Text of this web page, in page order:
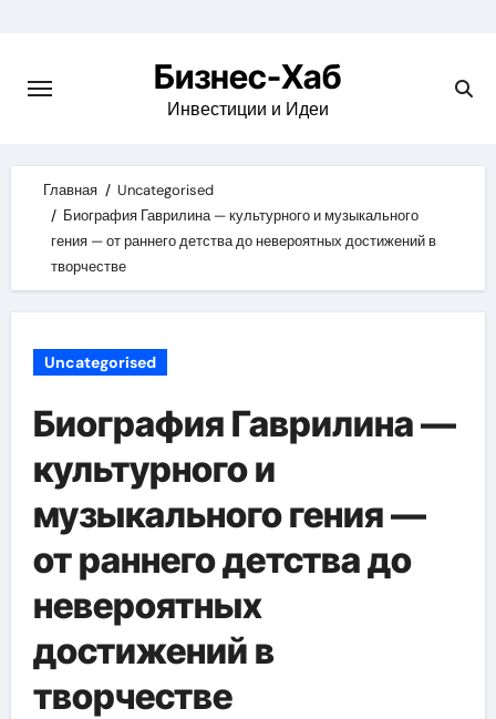
content
Бизнес-Хаб
Инвестиции и Идеи
Главная
Uncategorised
Биография Гаврилина — культурного и музыкального
гения — от раннего детства до невероятных достижений в
творчестве
Uncategorised
Биография Гаврилина —
культурного и
музыкального гения —
от раннего детства до
невероятных
достижений в
творчестве